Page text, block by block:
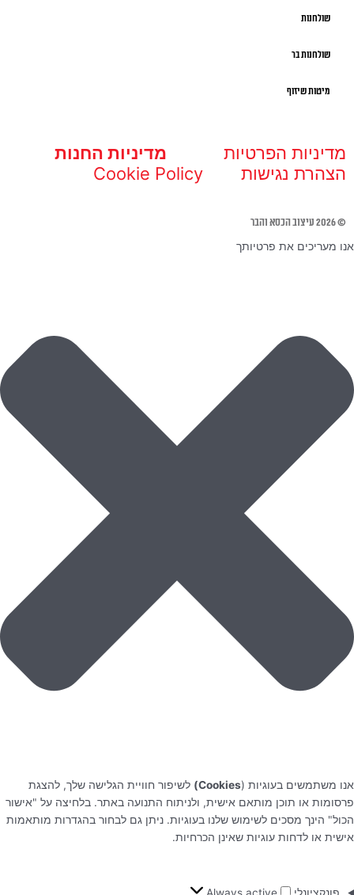
שולחנות
שולחנות בר
מיטות שיזוף
מדיניות הפרטיות
מדיניות החנות
הצהרת נגישות
Cookie Policy
© 2026 עיצוב הכסא והבר
אנו מעריכים את פרטיותך
אנו משתמשים בעוגיות (Cookies)
לשיפור חוויית הגלישה שלך, להצגת
פרסומות או תוכן מותאם אישית, ולניתוח התנועה באתר. בלחיצה על "אישור
הכול" הינך מסכים לשימוש שלנו בעוגיות. ניתן גם לבחור בהגדרות מותאמות
אישית או לדחות עוגיות שאינן הכרחיות.